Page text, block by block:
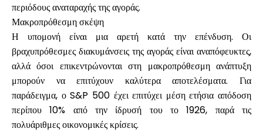
περιόδους αναταραχής της αγοράς.
Μακροπρόθεσμη σκέψη
Η υπομονή είναι μια αρετή κατά την επένδυση. Οι
βραχυπρόθεσμες διακυμάνσεις της αγοράς είναι αναπόφευκτες,
αλλά όσοι επικεντρώνονται στη μακροπρόθεσμη ανάπτυξη
μπορούν να επιτύχουν καλύτερα αποτελέσματα. Για
παράδειγμα, ο S&P 500 έχει επιτύχει μέση ετήσια απόδοση
περίπου 10% από την ίδρυσή του το 1926, παρά τις
πολυάριθμες οικονομικές κρίσεις.